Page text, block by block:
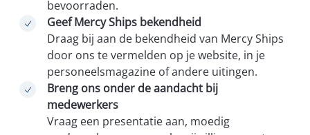
bevoorraden.
Geef Mercy Ships bekendheid
Draag bij aan de bekendheid van Mercy Ships
door ons te vermelden op je website, in je
personeelsmagazine of andere uitingen.
Breng ons onder de aandacht bij
medewerkers
Vraag een presentatie aan, moedig